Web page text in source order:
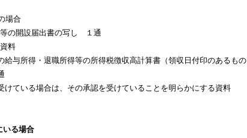
場合
の開設届出書の写し １通
料
給与所得・退職所得等の所得税徴収高計算書（領収日付印のあるもの
けている場合は、その承認を受けていることを明らかにする資料
いる場合